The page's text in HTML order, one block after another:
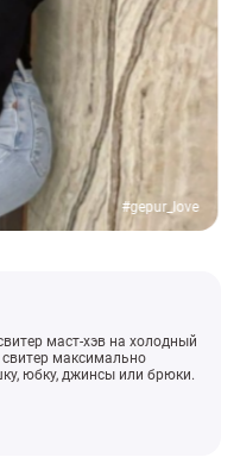
#gepur_love
маст-хэв на холодный
свитер максимально
юбку, джинсы или брюки.